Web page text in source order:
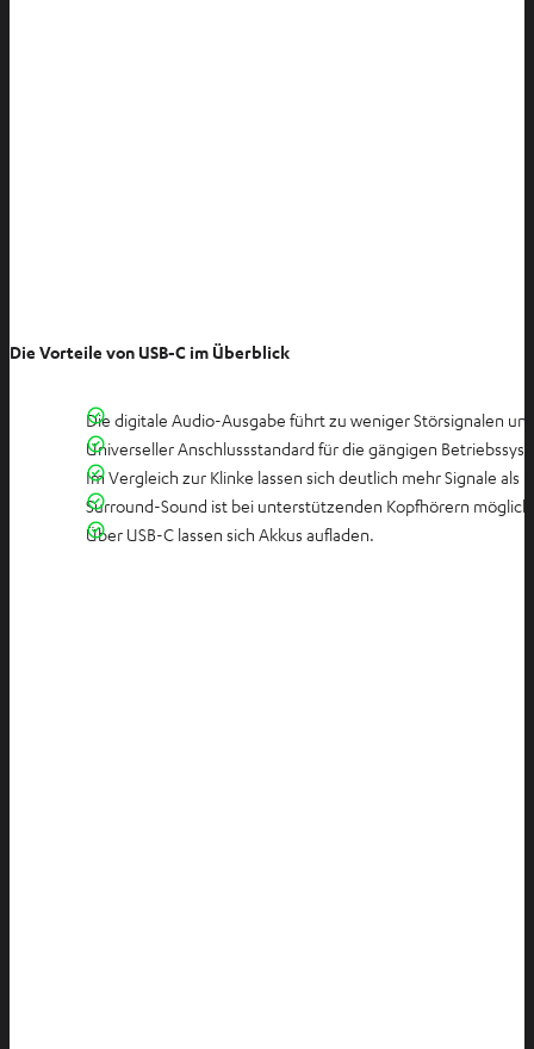
Die Vorteile von USB-C im Überblick
Die digitale Audio-Ausgabe führt zu weniger Störsignalen
Universeller Anschlussstandard für die gängigen
Im Vergleich zur Klinke lassen sich deutlich mehr Signale
Surround-Sound ist bei unterstützenden Kopfhörern
Über USB-C lassen sich Akkus aufladen.